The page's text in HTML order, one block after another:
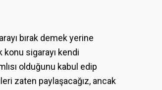
bırak demek yerine
sigarayı kendi
olduğunu kabul edip
zaten paylaşacağız, ancak